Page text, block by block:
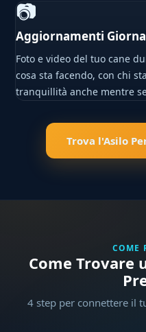
📷
Aggiornamenti
Foto e video del tuo cane
cosa sta facendo, con chi
tranquillità anche mentre
Trova l'Asilo
COME
Come Trovare
4 step per connettere il